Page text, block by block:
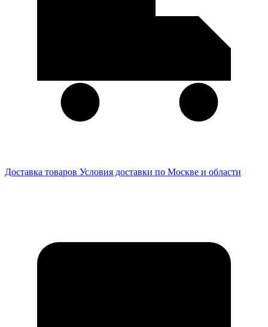
Доставка товаров Условия доставки по Москве и области